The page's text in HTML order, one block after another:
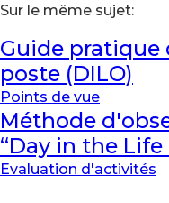
Sur le même sujet:
Guide pratique
poste (DILO)
Points de vue
Méthode
“Day in the Life
Evaluation d'activités